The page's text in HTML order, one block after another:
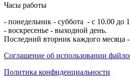
Часы работы
- понедельник - суббота - с 10.00 до
- воскресенье - выходной день.
Последний вторник каждого месяца
Соглашение об использовании
Политика конфиденциальности